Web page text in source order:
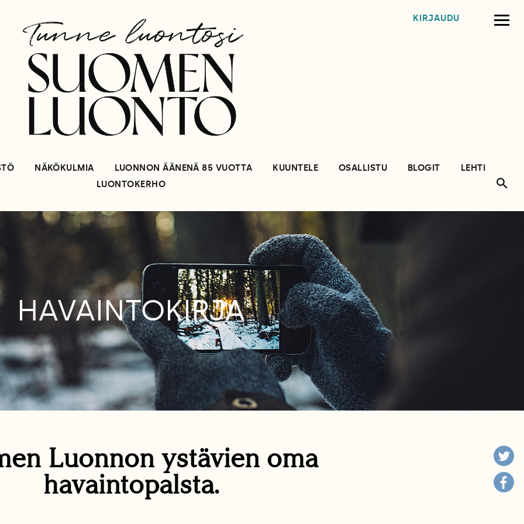
KIRJAUDU
NÄKÖKULMIA LUONNON ÄÄNENÄ 85 VUOTTA KUUNTELE OSALLISTU BLOGIT
LEHTI
LUONTOKERHO
HAVAINTOKIRJA
Luonnon ystävien oma
havaintopalsta.